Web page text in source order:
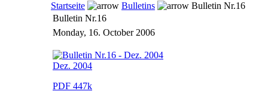
Startseite Bulletins
Bulletin Nr.16
Bulletin Nr.16
Monday, 16. October 2006
Dez. 2004
PDF 447k